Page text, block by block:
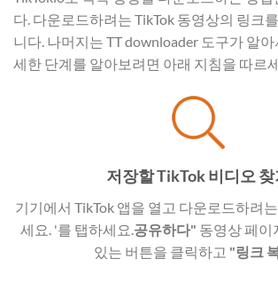
다. 다운로드하려는 TikTok 동영상의 링크
니다. 나머지는 TT downloader 도구가 알
세한 단계를 알아보려면 아래 지침을 따르
저장할 TikTok 비디오 찾
기기에서 TikTok 앱을 열고 다운로드하려
세요. '를 탭하세요.공유하다" 동영상 페이
있는 버튼을 클릭하고 "링크